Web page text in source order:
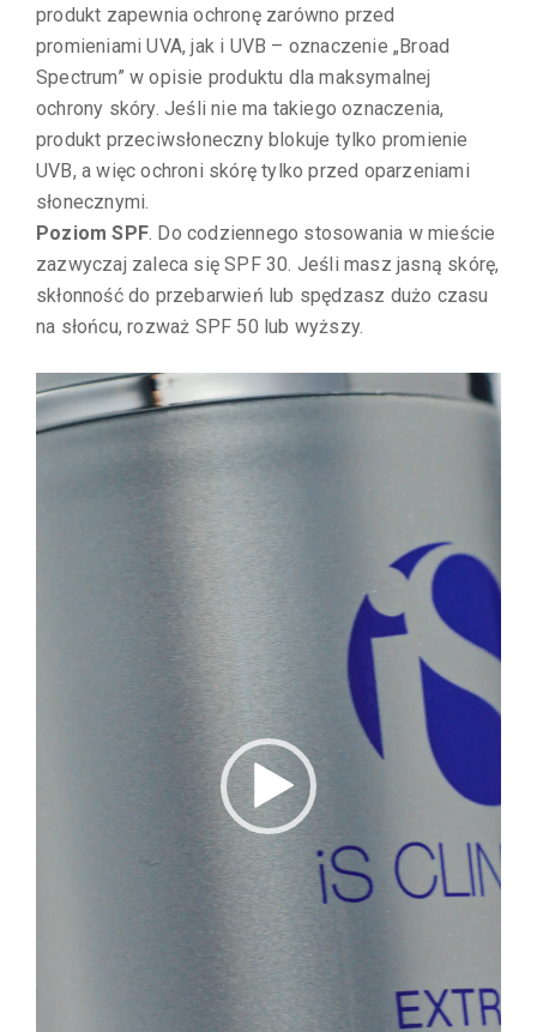
produkt zapewnia ochronę zarówno przed
promieniami UVA, jak i UVB – oznaczenie „Broad
Spectrum” w opisie produktu dla maksymalnej
ochrony skóry. Jeśli nie ma takiego oznaczenia,
produkt przeciwsłoneczny blokuje tylko promienie
UVB, a więc ochroni skórę tylko przed oparzeniami
słonecznymi.
Poziom SPF. Do codziennego stosowania w mieście
zazwyczaj zaleca się SPF 30. Jeśli masz jasną skórę,
skłonność do przebarwień lub spędzasz dużo czasu
na słońcu, rozważ SPF 50 lub wyższy.
video